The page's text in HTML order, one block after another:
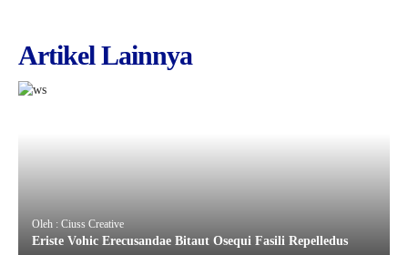
Artikel Lainnya
Oleh : Ciuss Creative
Eriste Vohic Erecusandae Bitaut Osequi Fasili Repelledus